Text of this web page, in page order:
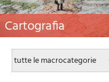
Cartografia
Carte escursionistiche, carte
cartografia d'Italia e di tutto il
sentieri, cartografia per il
mountain bike